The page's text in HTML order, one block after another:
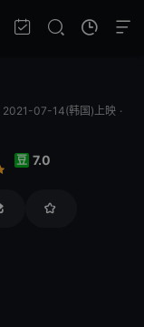
2021-07-14(韩国)上映 ·
豆 7.0